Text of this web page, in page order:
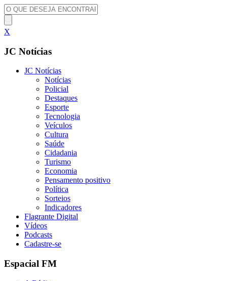
X
JC Notícias
JC Notícias
Notícias
Policial
Destaques
Esporte
Tecnologia
Veículos
Cultura
Saúde
Cidadania
Turismo
Economia
Pensamento positivo
Política
Sorteios
Indicadores
Flagrante Digital
Vídeos
Podcasts
Cadastre-se
Espacial FM